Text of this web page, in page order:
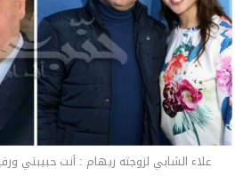
متابعة
قسم الاخبـار
علاء الشابي لزوجته ريهام : أنت حبيبتي